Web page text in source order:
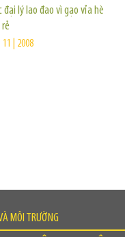
đại lý lao đao vì gạo vỉa hè
11 | 2008
MÔI TRƯỜNG